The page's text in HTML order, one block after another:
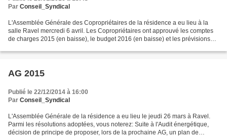
Par Conseil_Syndical
L'Assemblée Générale des Copropriétaires de la résidence a eu lieu à la
salle Ravel mercredi 6 avril. Les Copropriétaires ont approuvé les comptes
de charges 2015 (en baisse), le budget 2016 (en baisse) et les prévisions
AG 2015
Publié le 22/12/2014 à 16:00
Par Conseil_Syndical
L'Assemblée Générale de la résidence a eu lieu le jeudi 26 mars à Ravel.
Parmi les résolutions adoptées, vous noterez: Suite à l'Audit énergétique,
décision de principe de proposer, lors de la prochaine AG, un plan de